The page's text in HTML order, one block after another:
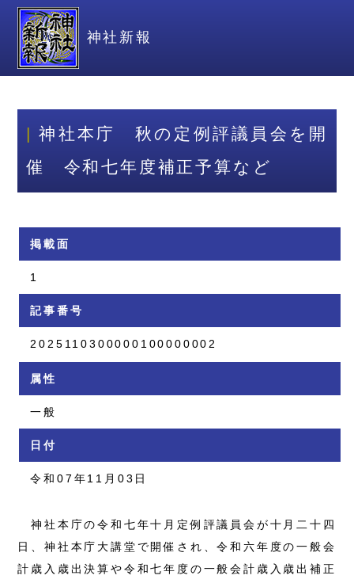
神社新報
神社本庁 秋の定例評議員会を開
催 令和七年度補正予算など
掲載面
1
記事番号
2025110300000100000002
属性
一般
日付
令和07年11月03日
神社本庁の令和七年十月定例評議員会が十月二十四
日、神社本庁大講堂で開催され、令和六年度の一般会
計歳入歳出決算や令和七年度の一般会計歳入歳出補正